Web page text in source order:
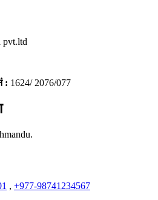
pvt.ltd
: 1624/ 2076/077
, +977-98741234567